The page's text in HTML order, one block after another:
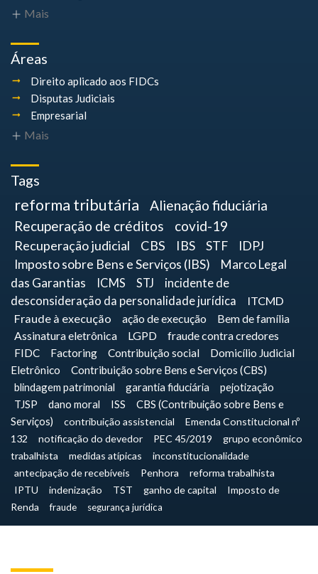
Mais
Áreas
Direito aplicado aos FIDCs
Disputas Judiciais
Empresarial
Mais
Tags
reforma tributária
Alienação fiduciária
Recuperação de créditos
covid-19
Recuperação judicial CBS IBS STF
IDPJ
Imposto sobre Bens e Serviços (IBS)
Marco Legal
das Garantias
ICMS STJ
incidente de
desconsideração da personalidade jurídica
ITCMD
Fraude à execução
ação de execução
Bem de família
Assinatura eletrônica
LGPD fraude contra credores
FIDC Factoring Contribuição social
Domicílio Judicial
Eletrônico
Contribuição sobre Bens e Serviços (CBS)
blindagem patrimonial
garantia fiduciária
pejotização
TJSP
dano moral ISS
CBS (Contribuição sobre Bens e
Serviços)
contribuição assistencial
Emenda Constitucional nº
132
notificação do devedor PEC 45/2019
grupo econômico
trabalhista
medidas atípicas
inconstitucionalidade
antecipação de recebíveis
Penhora
reforma trabalhista
IPTU
indenização TST ganho de capital
Imposto de
Renda
fraude segurança jurídica